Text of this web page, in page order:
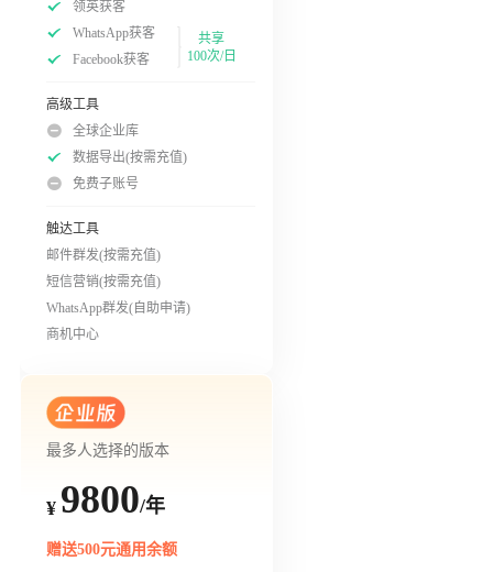
领英获客
WhatsApp获客
Facebook获客
共享
100次/日
高级工具
全球企业库
数据导出(按需充值)
免费子账号
触达工具
邮件群发(按需充值)
短信营销(按需充值)
WhatsApp群发(自助申请)
商机中心
最多人选择的版本
¥ 9800/年
赠送500元通用余额